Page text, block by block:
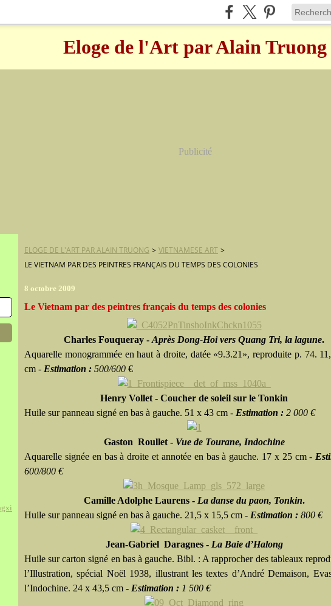
Eloge de l'Art par Alain Truong
Publicité
ELOGE DE L'ART PAR ALAIN TRUONG > VIETNAMESE ART >
LE VIETNAM PAR DES PEINTRES FRANÇAIS DU TEMPS DES COLONIES
8 octobre 2009
Le Vietnam par des peintres français du temps des colonies
Charles Fouqueray - Après Dong-Hoi vers Quang Tri, la lagune.
Aquarelle monogrammée en haut à droite, datée «9.3.21», reproduite p. 74.
cm - Estimation : 500/600 €
Henry Vollet - Coucher de soleil sur le Tonkin
Huile sur panneau signé en bas à gauche. 51 x 43 cm - Estimation : 2 000 €
Gaston Roullet - Vue de Tourane, Indochine
Aquarelle signée en bas à droite et annotée en bas à gauche. 17 x 25 cm -
600/800 €
Camille Adolphe Laurens - La danse du paon, Tonkin.
Huile sur panneau signé en bas à gauche. 21,5 x 15,5 cm - Estimation : 800 €
Jean-Gabriel Daragnes - La Baie d’Halong
Huile sur carton signé en bas à gauche. Bibl. : A rapprocher des tableaux
l’Illustration, spécial Noël 1938, illustrant les textes d’André Demaison,
l’Indochine. 24 x 43,5 cm - Estimation : 1 500 €